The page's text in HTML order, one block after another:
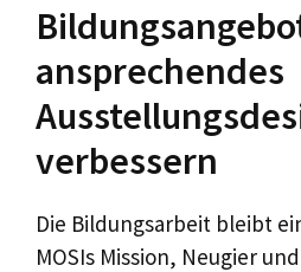
ansprechendes
verbessern
Die Bildungsarbeit bleibt
MOSIs Mission, Neugier